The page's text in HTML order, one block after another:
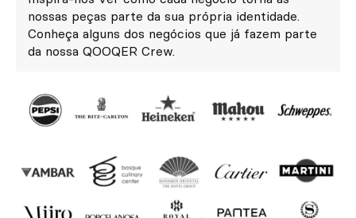
Calçado
Acessórios
Chef
Inspire-se
Procurar
nossas peças parte da sua própria identidade.
Conheça alguns dos negócios que já fazem parte
da nossa QOOQER Crew.